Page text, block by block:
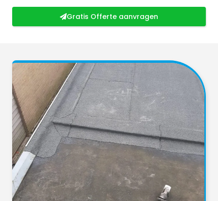
Gratis Offerte aanvragen